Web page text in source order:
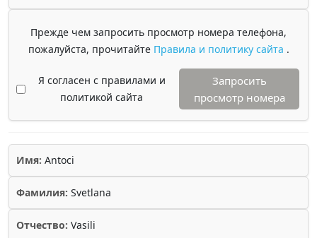
Прежде чем запросить просмотр номера телефона,
пожалуйста, прочитайте Правила и политику сайта .
Я согласен с правилами и
политикой сайта
Запросить
просмотр номера
Имя: Antoci
Фамилия: Svetlana
Отчество: Vasili